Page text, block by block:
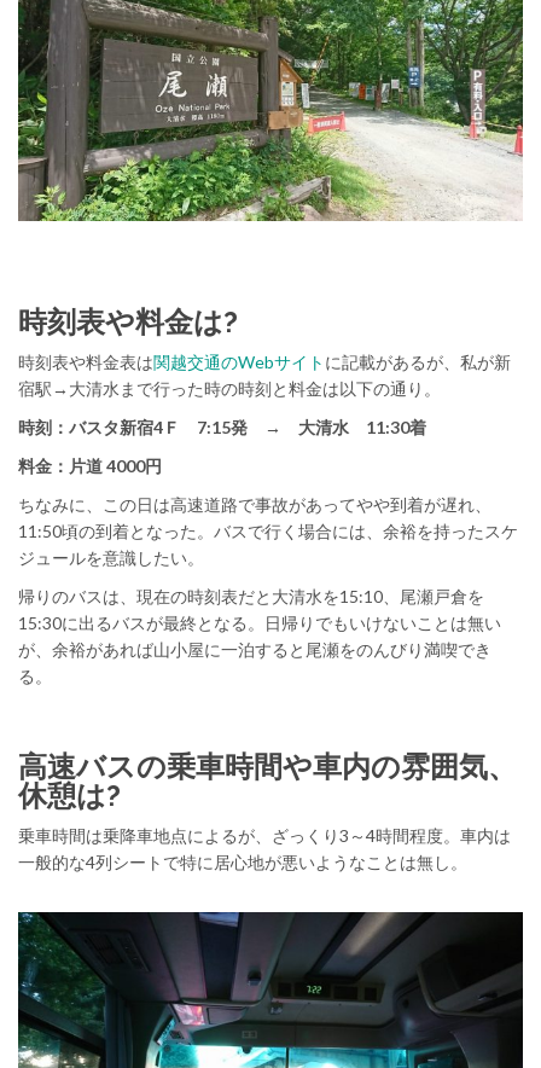
時刻表や料金は?
時刻表や料金表は関越交通のWebサイト に記載があるが、私が新
宿駅→大清水まで行った時の時刻と料金は以下の通り。
時刻：バスタ新宿4Ｆ 7:15発 → 大清水 11:30着
料金：片道 4000円
ちなみに、この日は高速道路で事故があってやや到着が遅れ、
11:50頃の到着となった。バスで行く場合には、余裕を持ったスケ
ジュールを意識したい。
帰りのバスは、現在の時刻表だと大清水を15:10、尾瀬戸倉を
15:30に出るバスが最終となる。日帰りでもいけないことは無い
が、余裕があれば山小屋に一泊すると尾瀬をのんびり満喫でき
る。
高速バスの乗車時間や車内の雰囲気、
休憩は?
乗車時間は乗降車地点によるが、ざっくり3～4時間程度。車内は
一般的な4列シートで特に居心地が悪いようなことは無し。